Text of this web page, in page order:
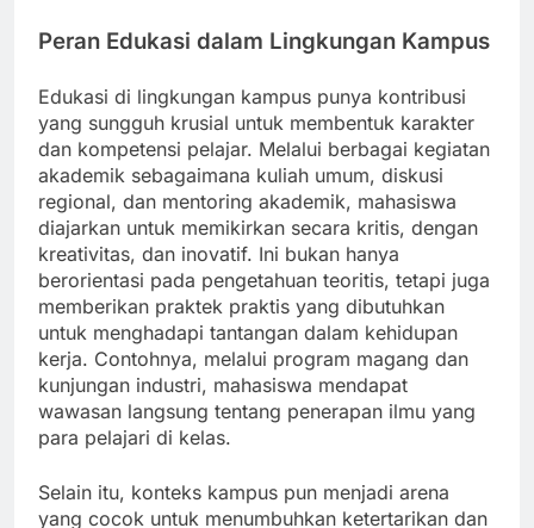
Peran Edukasi dalam Lingkungan Kampus
Edukasi di lingkungan kampus punya kontribusi
yang sungguh krusial untuk membentuk karakter
dan kompetensi pelajar. Melalui berbagai kegiatan
akademik sebagaimana kuliah umum, diskusi
regional, dan mentoring akademik, mahasiswa
diajarkan untuk memikirkan secara kritis, dengan
kreativitas, dan inovatif. Ini bukan hanya
berorientasi pada pengetahuan teoritis, tetapi juga
memberikan praktek praktis yang dibutuhkan
untuk menghadapi tantangan dalam kehidupan
kerja. Contohnya, melalui program magang dan
kunjungan industri, mahasiswa mendapat
wawasan langsung tentang penerapan ilmu yang
para pelajari di kelas.
Selain itu, konteks kampus pun menjadi arena
yang cocok untuk menumbuhkan ketertarikan dan